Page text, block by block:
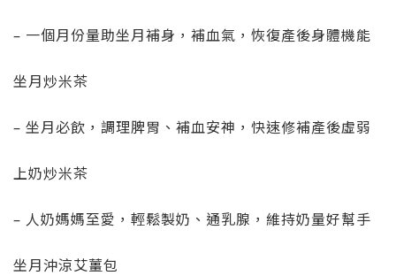
– 一個月份量助坐月補身，補血氣，恢復產後身體機能
坐月炒米茶
– 坐月必飲，調理脾胃、補血安神，快速修補產後虛弱
上奶炒米茶
– 人奶媽媽至愛，輕鬆製奶、通乳腺，維持奶量好幫手
坐月沖涼艾薑包